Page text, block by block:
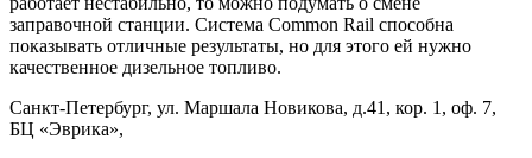
заправочной станции. Система Common Rail способна
показывать отличные результаты, но для этого ей нужно
качественное дизельное топливо.
Санкт-Петербург, ул. Маршала Новикова, д.41, кор. 1, оф. 7,
БЦ «Эврика»,